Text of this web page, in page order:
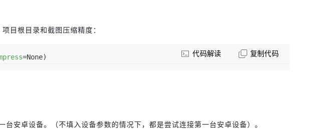
目根目录和截图压缩精度：
=None) 代码解读 复制代码
台安卓设备。（不填入设备参数的情况下，都是尝试连接第一台安卓设备）。